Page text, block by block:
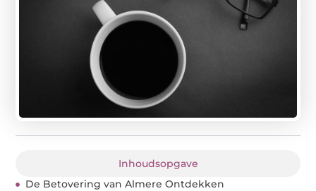
Inhoudsopgave
De Betovering van Almere Ontdekken